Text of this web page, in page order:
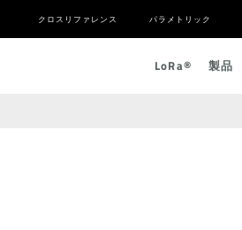
クロスリファレンス パラメトリック
LoRa® 製品